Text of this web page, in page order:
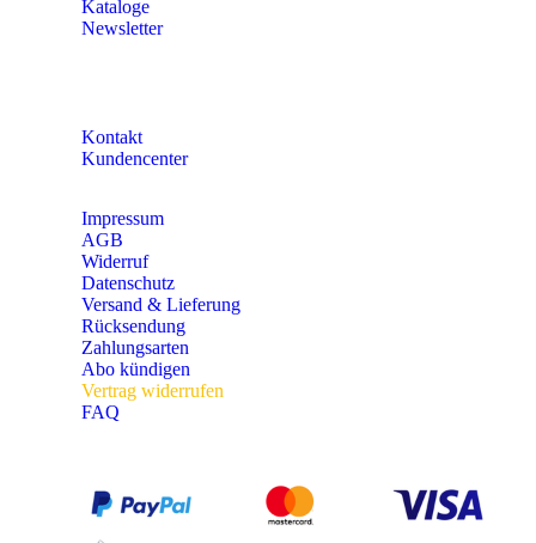
Kataloge
Newsletter
Kontakt
Kundencenter
Impressum
AGB
Widerruf
Datenschutz
Versand & Lieferung
Rücksendung
Zahlungsarten
Abo kündigen
Vertrag widerrufen
FAQ